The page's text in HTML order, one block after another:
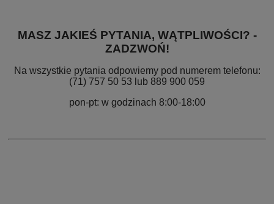
MASZ JAKIEŚ PYTANIA, WĄTPLIWOŚCI? -
ZADZWOŃ!
Na wszystkie pytania odpowiemy pod numerem telefonu:
(71) 757 50 53 lub 889 900 059
pon-pt: w godzinach 8:00-18:00